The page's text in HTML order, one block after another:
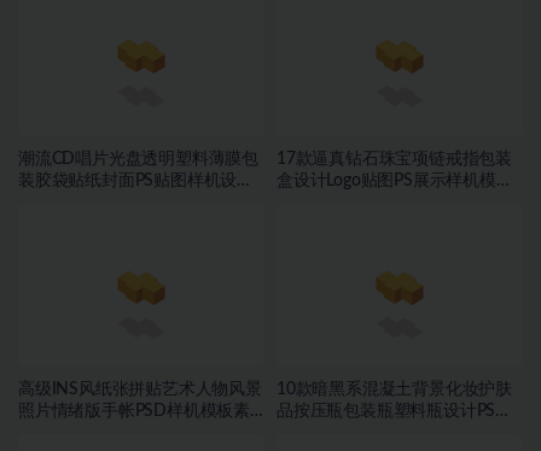
潮流CD唱片光盘透明塑料薄膜包
装胶袋贴纸封面PS贴图样机设计
17款逼真钻石珠宝项链戒指包装
盒设计Logo贴图PS展示样机模板
高级INS风纸张拼贴艺术人物风景
照片情绪版手帐PSD样机模板素
10款暗黑系混凝土背景化妆护肤
品按压瓶包装瓶塑料瓶设计PS展